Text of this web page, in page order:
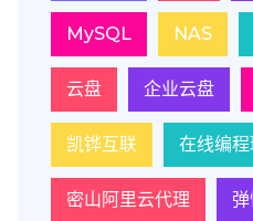
MySQL NAS
云盘 企业云盘
凯铧互联 在线编
密山阿里云代理